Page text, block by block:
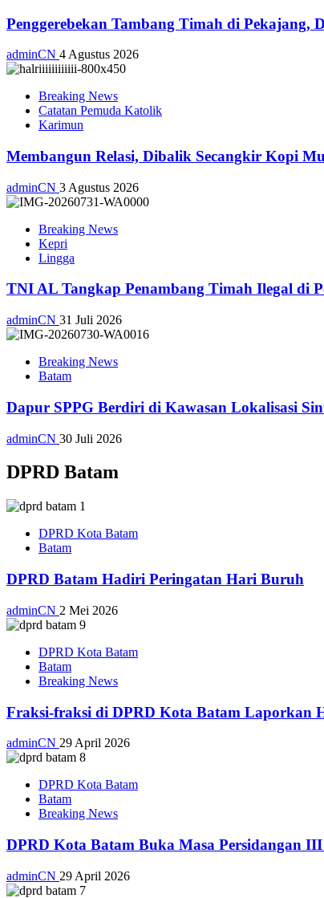
Penggerebekan Tambang Timah di Pekajang,
adminCN 4 Agustus 2026
Breaking News
Catatan Pemuda Katolik
Karimun
Membangun Relasi, Dibalik Secangkir Kopi
adminCN 3 Agustus 2026
Breaking News
Kepri
Lingga
TNI AL Tangkap Penambang Timah Ilegal di
adminCN 31 Juli 2026
Breaking News
Batam
Dapur SPPG Berdiri di Kawasan Lokalisasi
adminCN 30 Juli 2026
DPRD Batam
DPRD Kota Batam
Batam
DPRD Batam Hadiri Peringatan Hari Buruh
adminCN 2 Mei 2026
DPRD Kota Batam
Batam
Breaking News
Fraksi-fraksi di DPRD Kota Batam Laporkan
adminCN 29 April 2026
DPRD Kota Batam
Batam
Breaking News
DPRD Kota Batam Buka Masa Persidangan
adminCN 29 April 2026